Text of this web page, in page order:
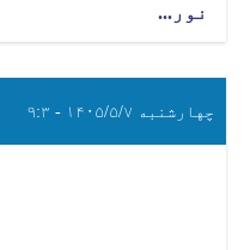
نور...
چهارشنبه ۱۴۰۵/۵/۷ - ۹:۳